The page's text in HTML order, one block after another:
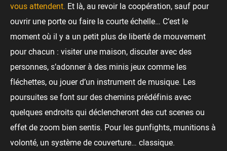
vous attendent. Et là, au revoir la coopération, sauf pour
ouvrir une porte ou faire la courte échelle… C’est le
moment où il y a un petit plus de liberté de mouvement
pour chacun : visiter une maison, discuter avec des
personnes, s’adonner à des minis jeux comme les
fléchettes, ou jouer d’un instrument de musique. Les
poursuites se font sur des chemins prédéfinis avec
quelques endroits qui déclencheront des cut scenes ou
effet de zoom bien sentis. Pour les gunfights, munitions à
volonté, un système de couverture… classique.